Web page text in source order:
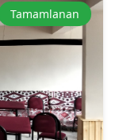
Tamamlanan